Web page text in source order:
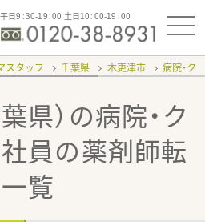
平日9：30-19：00 土日10：00-19：00
スタッフ 千葉県 木更津市 病院・ク
県）の病院・ク
員の薬剤師転
覧